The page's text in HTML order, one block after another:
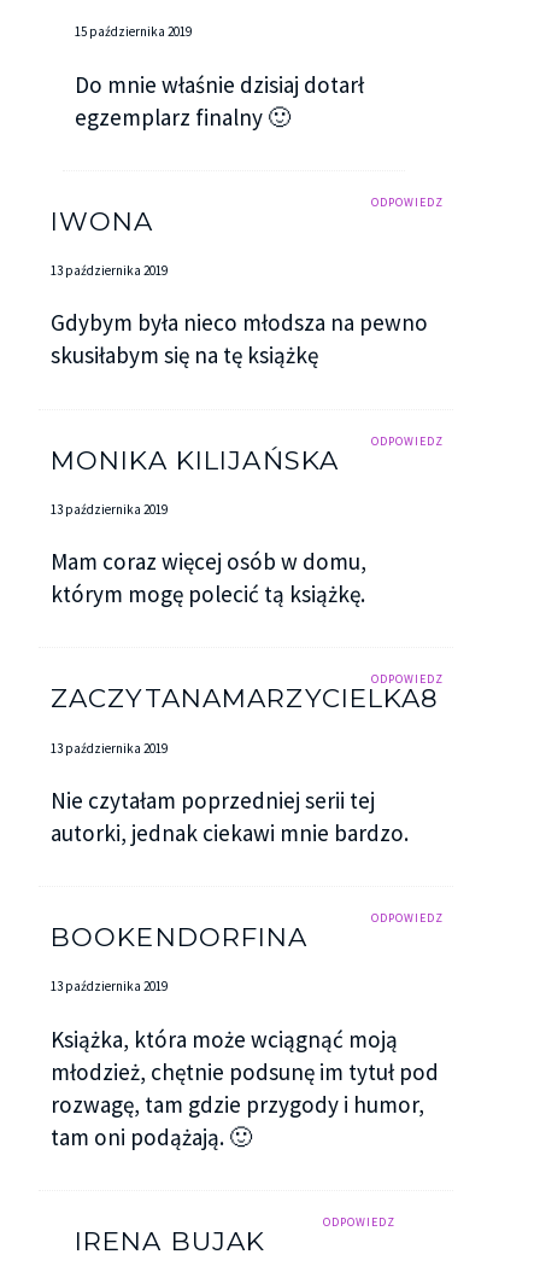
15 października 2019
Do mnie właśnie dzisiaj dotarł
egzemplarz finalny 🙂
ODPOWIEDZ
IWONA
13 października 2019
Gdybym była nieco młodsza na pewno
skusiłabym się na tę książkę
ODPOWIEDZ
MONIKA KILIJAŃSKA
13 października 2019
Mam coraz więcej osób w domu,
którym mogę polecić tą książkę.
ODPOWIEDZ
ZACZYTANAMARZYCIELKA8
13 października 2019
Nie czytałam poprzedniej serii tej
autorki, jednak ciekawi mnie bardzo.
ODPOWIEDZ
BOOKENDORFINA
13 października 2019
Książka, która może wciągnąć moją
młodzież, chętnie podsunę im tytuł pod
rozwagę, tam gdzie przygody i humor,
tam oni podążają. 🙂
ODPOWIEDZ
IRENA BUJAK